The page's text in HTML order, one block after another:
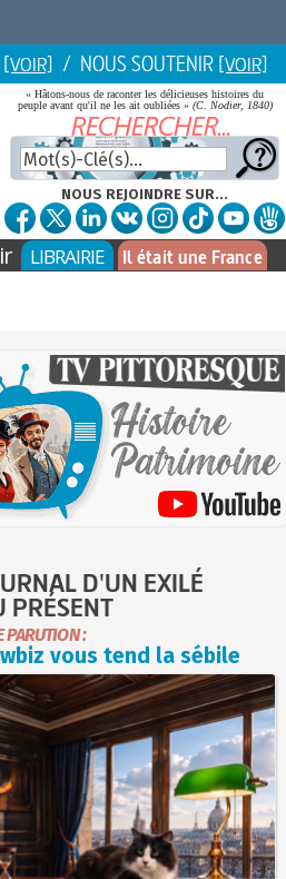
[VOIR] / NOUS SOUTENIR [VOIR]
« Hâtons-nous de raconter les délicieuses histoires du
peuple avant qu'il ne les ait oubliées » (C. Nodier, 1840)
NOUS REJOINDRE SUR...
LIBRAIRIE Il était une France
D'UN EXILÉ
PRÉSENT
PARUTION :
vous tend la sébile